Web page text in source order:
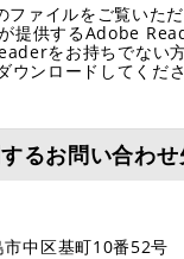
ファイルをご覧いただ
提供するAdobe
をお持ちでない
ウンロードしてくだ
るお問い合わせ
市中区基町10番52号